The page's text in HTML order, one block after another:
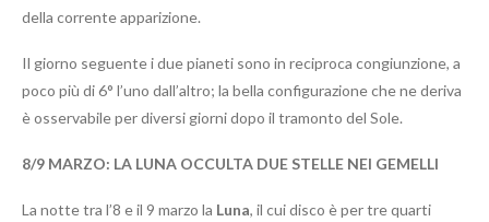
della corrente apparizione.
Il giorno seguente i due pianeti sono in reciproca congiunzione, a
poco più di 6° l’uno dall’altro; la bella configurazione che ne deriva
è osservabile per diversi giorni dopo il tramonto del Sole.
8/9 MARZO: LA LUNA OCCULTA DUE STELLE NEI GEMELLI
La notte tra l’8 e il 9 marzo la Luna, il cui disco è per tre quarti